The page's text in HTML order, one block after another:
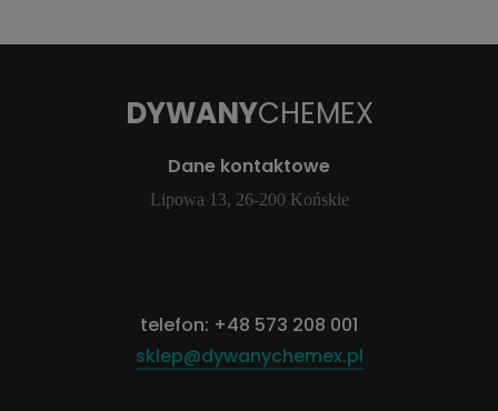
DYWANYCHEMEX
Dane kontaktowe
Lipowa 13, 26-200 Końskie
telefon: +48 573 208 001
sklep@dywanychemex.pl